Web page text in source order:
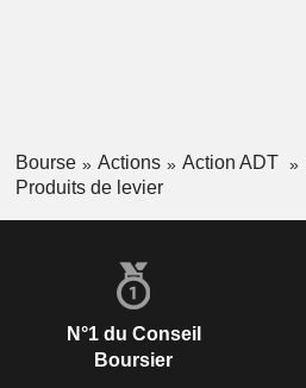
Bourse Actions Action ADT
Produits de levier
N°1 du Conseil
Boursier